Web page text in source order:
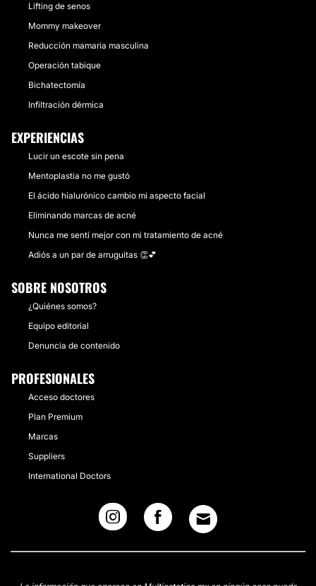
Lifting de senos
Mommy makeover
Reducción mamaria masculina
Operación tabique
Bichatectomía
Infiltración dérmica
EXPERIENCIAS
Lucir un escote sin pena
Mentoplastia no me gustó
El ácido hialurónico cambio mi aspecto facial
Eliminando marcas de acné
Nunca me sentí mejor con mi tratamiento de acné
Adiós a un par de arruguitas 👏💕
SOBRE NOSOTROS
¿Quiénes somos?
Equipo editorial
Denuncia de contenido
PROFESIONALES
Acceso doctores
Plan Premium
Marcas
Suppliers
International Doctors